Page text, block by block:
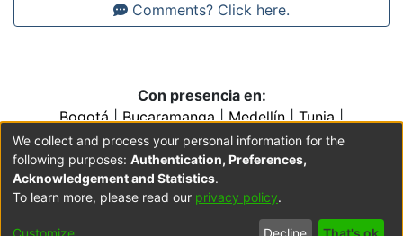
Comments? Click here.
Con presencia en:
Bogotá|Bucaramanga|Medellín|Tunja|
Villavicencio|Conventos y Colegios de la Orden de
Predicadores
Cookie End User Send
We collect and process your personal information for the
following purposes: Authentication, Preferences,
Acknowledgement and Statistics.
To learn more, please read our privacy policy.